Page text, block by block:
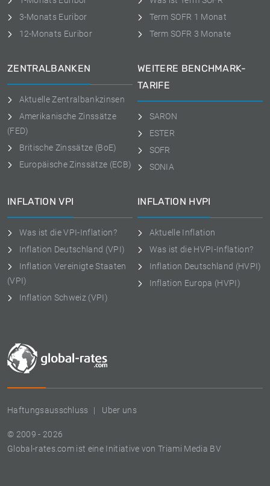
Haftungsausschluss Uber uns
© 2009 - 2026
Global-rates.com ist eine Initiative von Triami Media BV
3-Monats Euribor
12-Monats Euribor
Term SOFR 1 Monat
Term SOFR 3 Monate
ZENTRALBANKEN
Aktuelle Zentralbankzinsen
Amerikanische Zinssätze
(FED)
Britische Zinssätze (BoE)
Europäische Zinssätze (ECB)
WEITERE BENCHMARK-
TARIFE
SARON
ESTER
SOFR
SONIA
INFLATION VPI
Was ist die VPI-Inflation?
Inflation Deutschland (VPI)
Inflation Vereinigte Staaten
(VPI)
Inflation Schweiz (VPI)
INFLATION HVPI
Aktuelle Inflation
Was ist die HVPI-Inflation?
Inflation Deutschland (HVPI)
Inflation Europa (HVPI)